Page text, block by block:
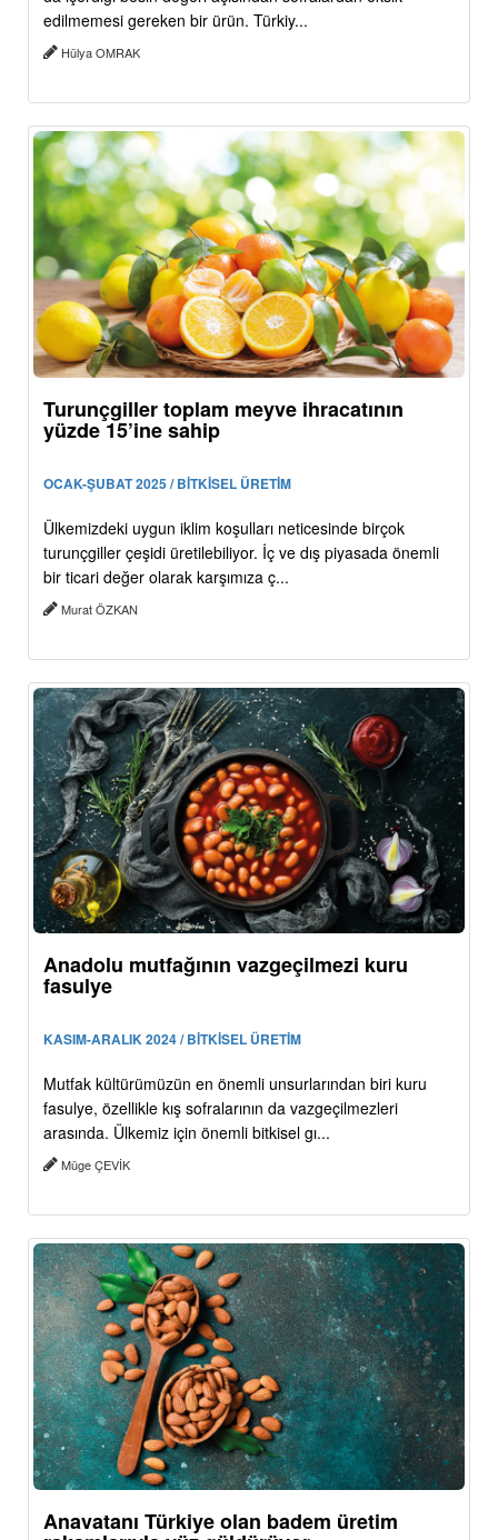
edilmemesi gereken bir ürün. Türkiy...
Hülya OMRAK
Turunçgiller toplam meyve ihracatının
yüzde 15’ine sahip
OCAK-ŞUBAT 2025 / BİTKİSEL ÜRETİM
Ülkemizdeki uygun iklim koşulları neticesinde birçok
turunçgiller çeşidi üretilebiliyor. İç ve dış piyasada önemli
bir ticari değer olarak karşımıza ç...
Murat ÖZKAN
Anadolu mutfağının vazgeçilmezi kuru
fasulye
KASIM-ARALIK 2024 / BİTKİSEL ÜRETİM
Mutfak kültürümüzün en önemli unsurlarından biri kuru
fasulye, özellikle kış sofralarının da vazgeçilmezleri
arasında. Ülkemiz için önemli bitkisel gı...
Müge ÇEVİK
Anavatanı Türkiye olan badem üretim